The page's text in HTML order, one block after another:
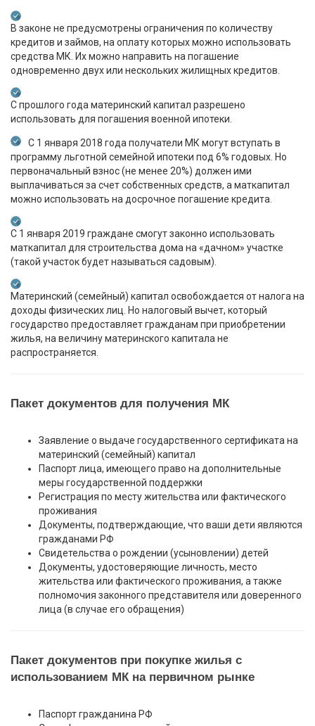
В законе не предусмотрены ограничения по количеству
кредитов и займов, на оплату которых можно использовать
средства МК. Их можно направить на погашение
одновременно двух или нескольких жилищных кредитов.
С прошлого года материнский капитал разрешено
использовать для погашения военной ипотеки.
С 1 января 2018 года получатели МК могут вступать в
программу льготной семейной ипотеки под 6% годовых. Но
первоначальный взнос (не менее 20%) должен ими
выплачиваться за счет собственных средств, а маткапитал
можно использовать на досрочное погашение кредита.
С 1 января 2019 граждане смогут законно использовать
маткапитал для строительства дома на «дачном» участке
(такой участок будет называться садовым).
Материнский (семейный) капитал освобождается от налога на
доходы физических лиц. Но налоговый вычет, который
государство предоставляет гражданам при приобретении
жилья, на величину материнского капитала не
распространяется.
Пакет документов для получения МК
Заявление о выдаче государственного сертификата на
материнский (семейный) капитал
Паспорт лица, имеющего право на дополнительные
меры государственной поддержки
Регистрация по месту жительства или фактического
проживания
Документы, подтверждающие, что ваши дети являются
гражданами РФ
Свидетельства о рождении (усыновлении) детей
Документы, удостоверяющие личность, место
жительства или фактического проживания, а также
полномочия законного представителя или доверенного
лица (в случае его обращения)
Пакет документов при покупке жилья с
использованием МК на первичном рынке
Паспорт гражданина РФ